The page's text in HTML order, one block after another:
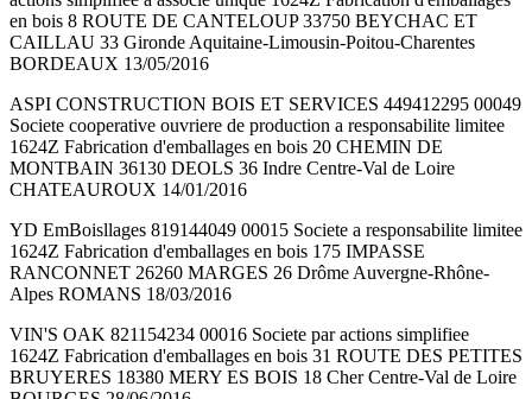
en bois 8 ROUTE DE CANTELOUP 33750 BEYCHAC ET
CAILLAU 33 Gironde Aquitaine-Limousin-Poitou-Charentes
BORDEAUX 13/05/2016
ASPI CONSTRUCTION BOIS ET SERVICES 449412295 00049
Societe cooperative ouvriere de production a responsabilite limitee
1624Z Fabrication d'emballages en bois 20 CHEMIN DE
MONTBAIN 36130 DEOLS 36 Indre Centre-Val de Loire
CHATEAUROUX 14/01/2016
YD EmBoisllages 819144049 00015 Societe a responsabilite limitee
1624Z Fabrication d'emballages en bois 175 IMPASSE
RANCONNET 26260 MARGES 26 Drôme Auvergne-Rhône-
Alpes ROMANS 18/03/2016
VIN'S OAK 821154234 00016 Societe par actions simplifiee
1624Z Fabrication d'emballages en bois 31 ROUTE DES PETITES
BRUYERES 18380 MERY ES BOIS 18 Cher Centre-Val de Loire